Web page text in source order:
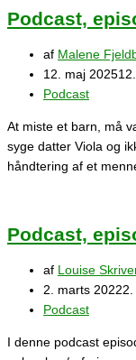
Podcast,
af Malene
12. maj 2025
Podcast
At miste et barn, må
syge datter Viola og
håndtering af et
Podcast,
af Louise
2. marts 2022
Podcast
I denne podcast